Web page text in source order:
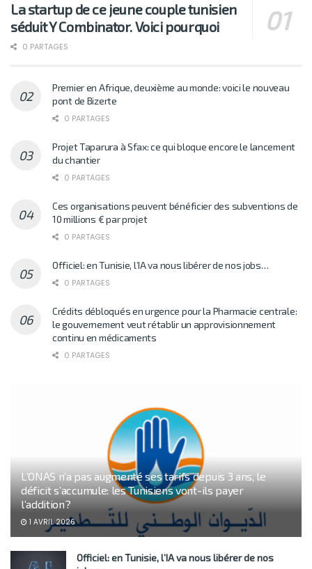
La startup de ce jeune couple tunisien
séduit Y Combinator. Voici pourquoi
0 PARTAGES
Premier en Afrique, deuxième au monde: voici le nouveau
pont de Bizerte
0 PARTAGES
Projet Taparura à Sfax: ce qui bloque encore le lancement
du chantier
0 PARTAGES
Ces organisations peuvent bénéficier des subventions de
10 millions € par projet
0 PARTAGES
Officiel: en Tunisie, l’IA va nous libérer de nos jobs…
0 PARTAGES
Crédits débloqués en urgence pour la Pharmacie centrale:
le gouvernement veut rétablir un approvisionnement
continu en médicaments
0 PARTAGES
L’ONAS n’a pas augmenté ses tarifs depuis 3 ans, le
déficit s’accumule: les Tunisiens vont-ils payer
l’addition?
1 AVRIL 2026
Officiel: en Tunisie, l’IA va nous libérer de nos